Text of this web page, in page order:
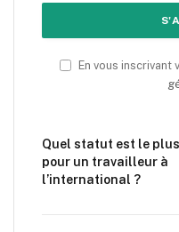
En vous inscrivant
Quel statut est le
pour un travailleur à
l’international ?